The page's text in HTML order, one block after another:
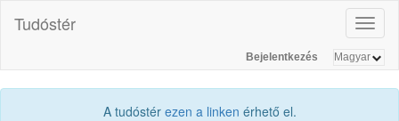
Tudóstér
Bejelentkezés
A tudóstér ezen a linken érhető el.